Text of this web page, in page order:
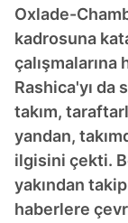
Oxlade-
kadrosuna
Rashica'yı da
takım,
yandan,
ilgisini çekti.
yakından
haberlere